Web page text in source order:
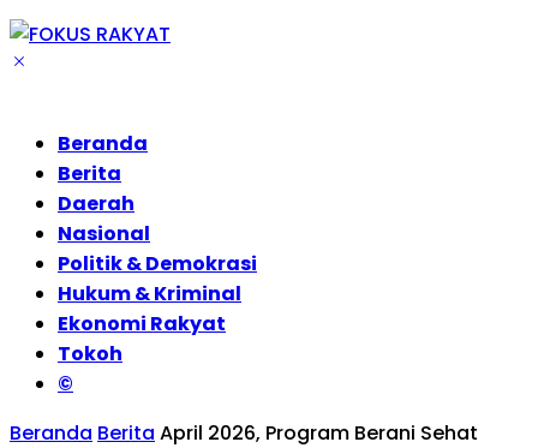
Beranda
Berita
Daerah
Nasional
Politik & Demokrasi
Hukum & Kriminal
Ekonomi Rakyat
Tokoh
©
Beranda Berita April 2026, Program Berani Sehat